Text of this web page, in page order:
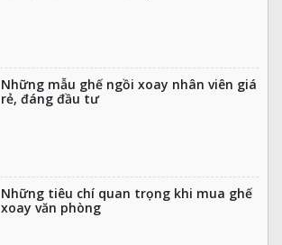
Những mẫu ghế ngồi xoay nhân viên giá
rẻ, đáng đầu tư
Những tiêu chí quan trọng khi mua ghế
xoay văn phòng